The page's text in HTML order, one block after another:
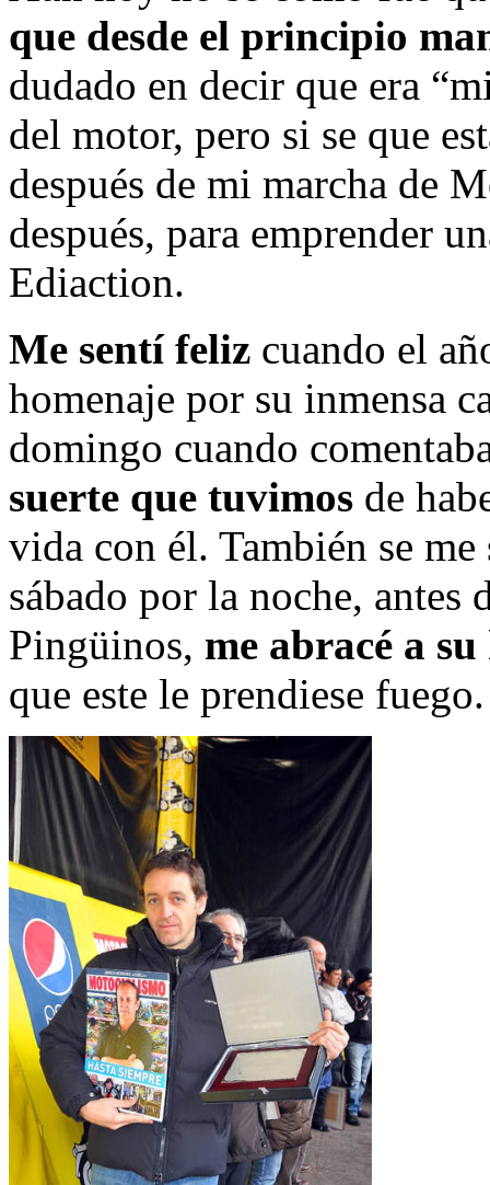
que desde el principio
dudado en decir que era
del motor, pero si se que
después de mi marcha de
después, para emprender
Ediaction.
Me sentí feliz cuando el
homenaje por su inmensa
domingo cuando
suerte que tuvimos de
vida con él. También se
sábado por la noche, antes
Pingüinos, me abracé a
que este le prendiese fuego.